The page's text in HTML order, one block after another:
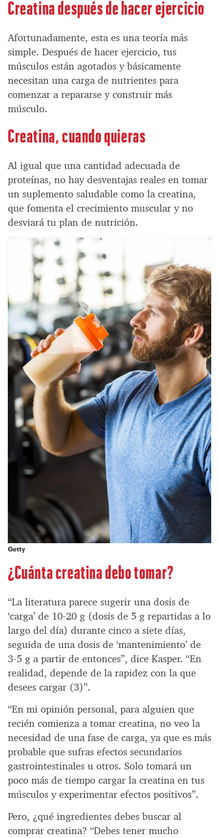
Creatina después de hacer ejercicio
Afortunadamente, esta es una teoría más
simple. Después de hacer ejercicio, tus
músculos están agotados y básicamente
necesitan una carga de nutrientes para
comenzar a repararse y construir más
músculo.
Creatina, cuando quieras
Al igual que una cantidad adecuada de
proteínas, no hay desventajas reales en tomar
un suplemento saludable como la creatina,
que fomenta el crecimiento muscular y no
desviará tu plan de nutrición.
Getty
¿Cuánta creatina debo tomar?
“La literatura parece sugerir una dosis de
‘carga’ de 10-20 g (dosis de 5 g repartidas a lo
largo del día) durante cinco a siete días,
seguida de una dosis de ‘mantenimiento’ de
3-5 g a partir de entonces”, dice Kasper. “En
realidad, depende de la rapidez con la que
desees cargar (3)”.
“En mi opinión personal, para alguien que
recién comienza a tomar creatina, no veo la
necesidad de una fase de carga, ya que es más
probable que sufras efectos secundarios
gastrointestinales u otros. Solo tomará un
poco más de tiempo cargar la creatina en tus
músculos y experimentar efectos positivos”.
Pero, ¿qué ingredientes debes buscar al
comprar creatina? “Debes tener mucho